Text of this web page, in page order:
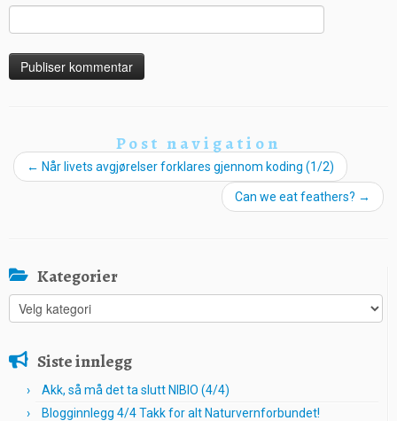
Post navigation
← Når livets avgjørelser forklares gjennom koding (1/2)
Can we eat feathers? →
Kategorier
Kategorier
Siste innlegg
Akk, så må det ta slutt NIBIO (4/4)
Blogginnlegg 4/4 Takk for alt Naturvernforbundet!